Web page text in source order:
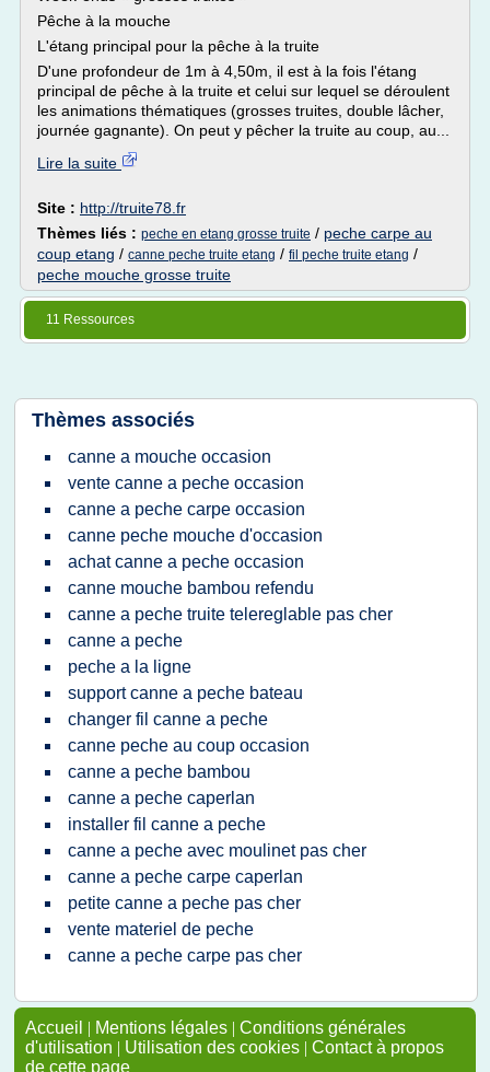
Pêche à la mouche
L'étang principal pour la pêche à la truite
D'une profondeur de 1m à 4,50m, il est à la fois l'étang
principal de pêche à la truite et celui sur lequel se déroulent
les animations thématiques (grosses truites, double lâcher,
journée gagnante). On peut y pêcher la truite au coup, au...
Lire la suite
Site : http://truite78.fr
Thèmes liés : peche en etang grosse truite / peche carpe au
coup etang / canne peche truite etang / fil peche truite etang /
peche mouche grosse truite
11 Ressources
Thèmes associés
canne a mouche occasion
vente canne a peche occasion
canne a peche carpe occasion
canne peche mouche d'occasion
achat canne a peche occasion
canne mouche bambou refendu
canne a peche truite telereglable pas cher
canne a peche
peche a la ligne
support canne a peche bateau
changer fil canne a peche
canne peche au coup occasion
canne a peche bambou
canne a peche caperlan
installer fil canne a peche
canne a peche avec moulinet pas cher
canne a peche carpe caperlan
petite canne a peche pas cher
vente materiel de peche
canne a peche carpe pas cher
Accueil | Mentions légales | Conditions générales
d'utilisation | Utilisation des cookies | Contact à propos
de cette page